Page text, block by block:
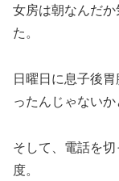
女房は朝なんだ
た。
日曜日に息子後
ったんじゃないか
そして、電話を
度。